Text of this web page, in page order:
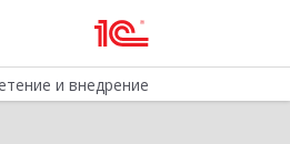
и внедрение